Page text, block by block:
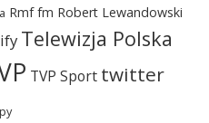
Rmf fm Robert Lewandowski
Telewizja Polska
TVP Sport twitter